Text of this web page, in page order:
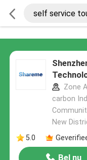
Zone
carbon
New
5.0
Bel nu